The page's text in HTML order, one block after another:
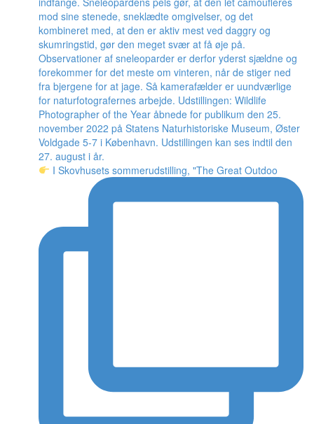
I Skovhusets sommerudstilling, "The Great Outdoo